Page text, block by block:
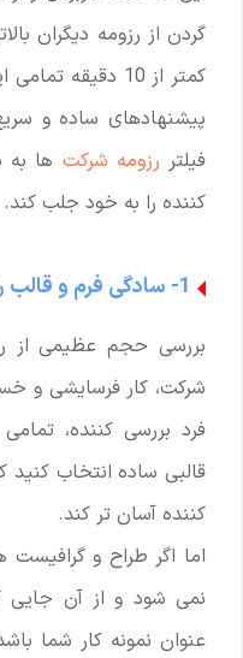
گردن از رزومه دیگران
کمتر از 10
پیشنهادهای ساده و
فیلتر رزومه شرکت ها به
کننده را به خود جلب کند.
1- سادگی فرم و قالب رزومه را حفظ کنید.
بررسی حجم عظیمی از
شرکت، کار فرسایشی و
فرد بررسی کننده،
قالبی ساده انتخاب کنید
کننده آسان تر کند.
اما اگر طراح و
نمی شود و از آن جایی
عنوان نمونه کار شما